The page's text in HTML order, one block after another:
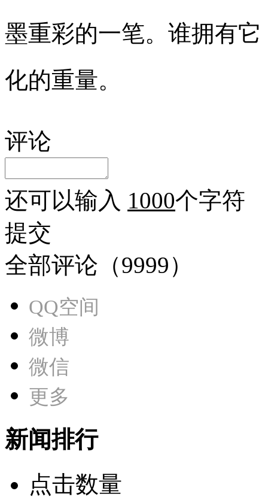
墨重彩的一笔。谁拥有
化的重量。
评论
还可以输入 1000个字符
提交
全部评论（9999）
QQ空间
微博
微信
更多
新闻排行
点击数量